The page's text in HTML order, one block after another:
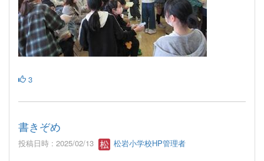
3
書きぞめ
投稿日時 : 2025/02/13 松岩小学校HP管理者